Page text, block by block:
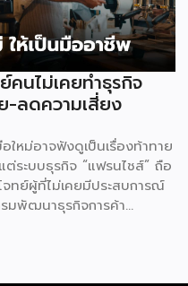
คนไม่เคยทำธุรกิจ
-ลดความเสี่ยง
ใหม่อาจฟังดูเป็นเรื่องท้าทาย
ต่ระบบธุรกิจ “แฟรนไชส์” ถือ
ทย์ผู้ที่ไม่เคยมีประสบการณ์
พัฒนาธุรกิจการค้า